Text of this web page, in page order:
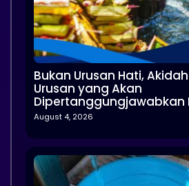
Bukan Urusan Hati,
Urusan yang Akan
Dipertanggungjawabkan
August 4, 2026